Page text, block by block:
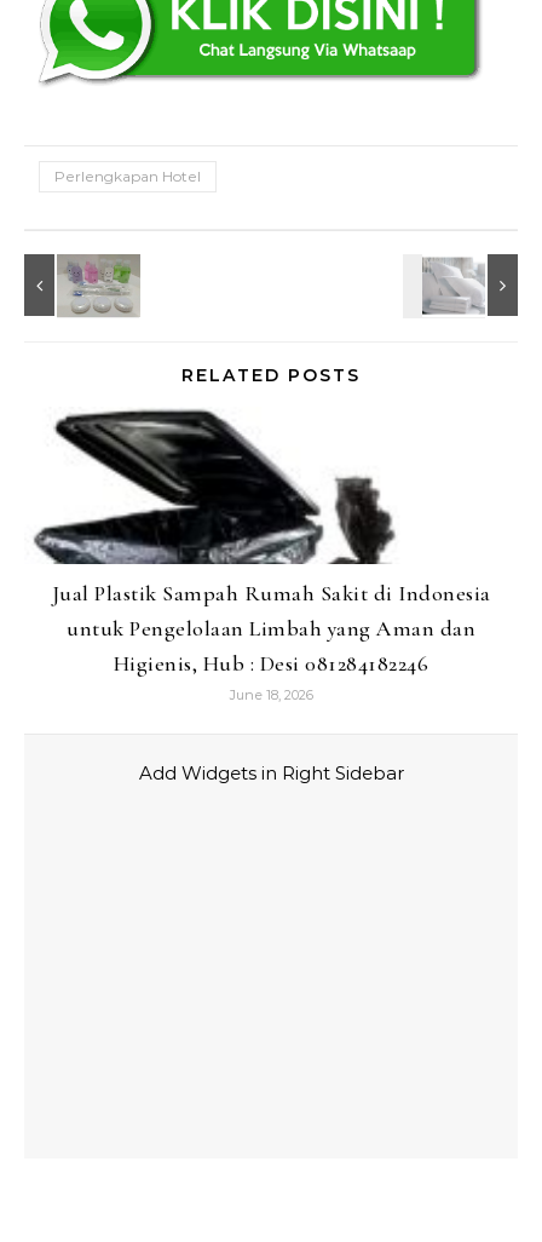
Perlengkapan Hotel
RELATED POSTS
Jual Plastik Sampah Rumah Sakit di Indonesia
untuk Pengelolaan Limbah yang Aman dan
Higienis, Hub : Desi 081284182246
June 18, 2026
Add Widgets in Right Sidebar